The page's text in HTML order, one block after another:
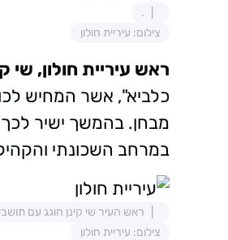
.
צילום: עיריית חולון
ראש עיריית חולון, שי
כלביא", אשר המחיש
מבחן. בהמשך ישיר
במרחב השכונתי
ראש העיר שי קינן חוגג עם
צילום: עיריית חולון